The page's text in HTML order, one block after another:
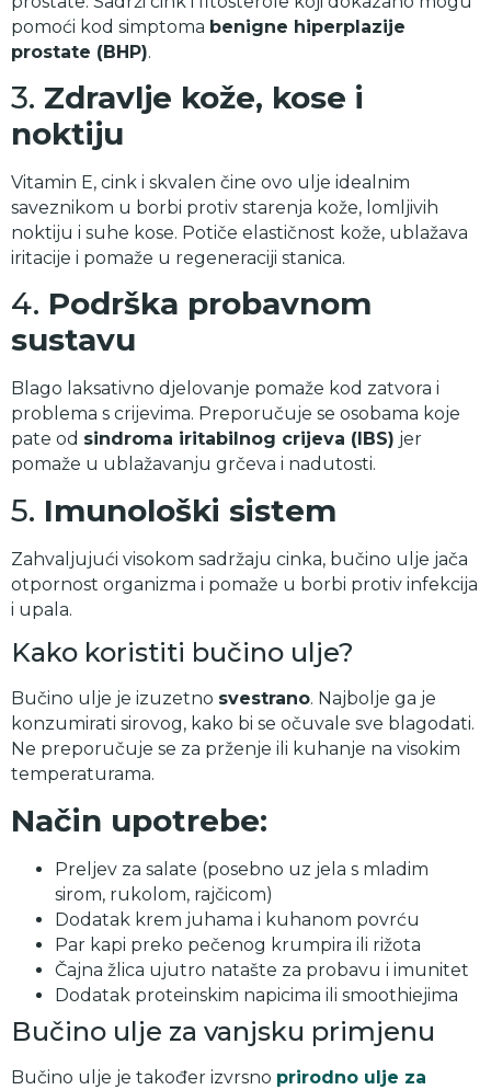
pomoći kod simptoma benigne hiperplazije
prostate (BHP).
3. Zdravlje kože, kose i
noktiju
Vitamin E, cink i skvalen čine ovo ulje idealnim
saveznikom u borbi protiv starenja kože, lomljivih
noktiju i suhe kose. Potiče elastičnost kože, ublažava
iritacije i pomaže u regeneraciji stanica.
4. Podrška probavnom
sustavu
Blago laksativno djelovanje pomaže kod zatvora i
problema s crijevima. Preporučuje se osobama koje
pate od sindroma iritabilnog crijeva (IBS) jer
pomaže u ublažavanju grčeva i nadutosti.
5. Imunološki sistem
Zahvaljujući visokom sadržaju cinka, bučino ulje jača
otpornost organizma i pomaže u borbi protiv infekcija
i upala.
Kako koristiti bučino ulje?
Bučino ulje je izuzetno svestrano. Najbolje ga je
konzumirati sirovog, kako bi se očuvale sve blagodati.
Ne preporučuje se za prženje ili kuhanje na visokim
temperaturama.
Način upotrebe:
Preljev za salate (posebno uz jela s mladim
sirom, rukolom, rajčicom)
Dodatak krem juhama i kuhanom povrću
Par kapi preko pečenog krumpira ili rižota
Čajna žlica ujutro natašte za probavu i imunitet
Dodatak proteinskim napicima ili smoothiejima
Bučino ulje za vanjsku primjenu
Bučino ulje je također izvrsno prirodno ulje za